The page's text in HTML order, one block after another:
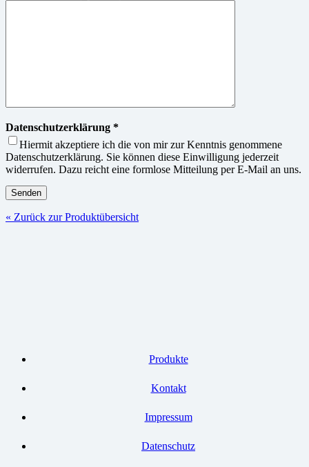
Datenschutzerklärung *
Hiermit akzeptiere ich die von mir zur Kenntnis genommene
Datenschutzerklärung. Sie können diese Einwilligung jederzeit
widerrufen. Dazu reicht eine formlose Mitteilung per E-Mail an uns.
« Zurück zur Produktübersicht
Produkte
Kontakt
Impressum
Datenschutz